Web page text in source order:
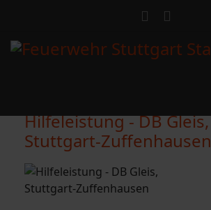
Hilfeleistung - DB Gleis,
Stuttgart-Zuffenhausen